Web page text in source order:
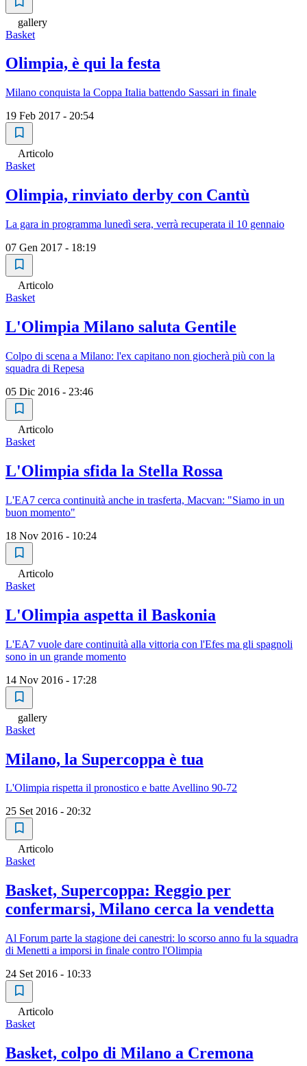
gallery
Basket
Olimpia, è qui la festa
Milano conquista la Coppa Italia battendo Sassari in finale
19 Feb 2017 - 20:54
Articolo
Basket
Olimpia, rinviato derby con Cantù
La gara in programma lunedì sera, verrà recuperata il 10 gennaio
07 Gen 2017 - 18:19
Articolo
Basket
L'Olimpia Milano saluta Gentile
Colpo di scena a Milano: l'ex capitano non giocherà più con la
squadra di Repesa
05 Dic 2016 - 23:46
Articolo
Basket
L'Olimpia sfida la Stella Rossa
L'EA7 cerca continuità anche in trasferta, Macvan: "Siamo in un
buon momento"
18 Nov 2016 - 10:24
Articolo
Basket
L'Olimpia aspetta il Baskonia
L'EA7 vuole dare continuità alla vittoria con l'Efes ma gli spagnoli
sono in un grande momento
14 Nov 2016 - 17:28
gallery
Basket
Milano, la Supercoppa è tua
L'Olimpia rispetta il pronostico e batte Avellino 90-72
25 Set 2016 - 20:32
Articolo
Basket
Basket, Supercoppa: Reggio per
confermarsi, Milano cerca la vendetta
Al Forum parte la stagione dei canestri: lo scorso anno fu la squadra
di Menetti a imporsi in finale contro l'Olimpia
24 Set 2016 - 10:33
Articolo
Basket
Basket, colpo di Milano a Cremona